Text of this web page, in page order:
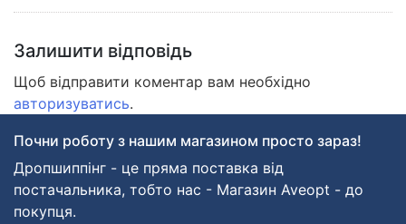
Залишити відповідь
Щоб відправити коментар вам необхідно
авторизуватись.
Почни роботу з нашим магазином просто зараз!
Дропшиппінг - це пряма поставка від
постачальника, тобто нас - Магазин Aveopt - до
покупця.